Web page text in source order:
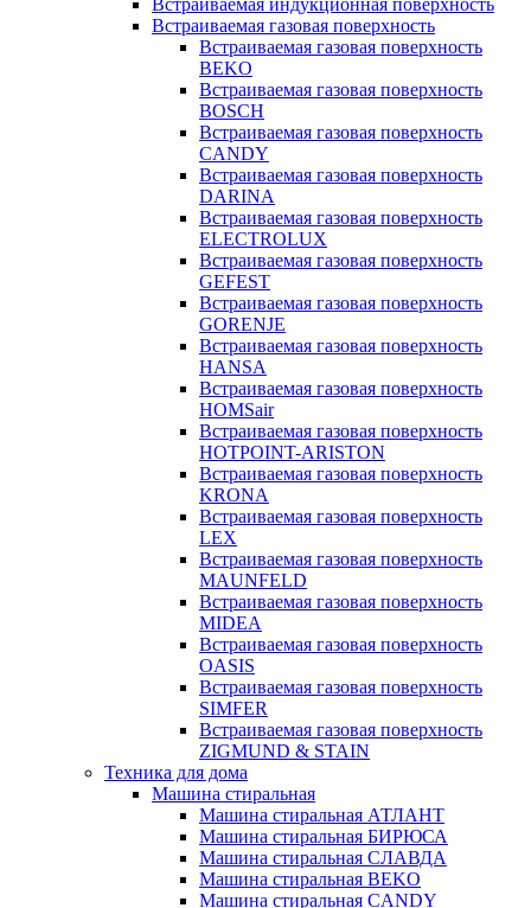
Встраиваемая индукционная поверхность
Встраиваемая газовая поверхность
Встраиваемая газовая поверхность
BEKO
Встраиваемая газовая поверхность
BOSCH
Встраиваемая газовая поверхность
CANDY
Встраиваемая газовая поверхность
DARINA
Встраиваемая газовая поверхность
ELECTROLUX
Встраиваемая газовая поверхность
GEFEST
Встраиваемая газовая поверхность
GORENJE
Встраиваемая газовая поверхность
HANSA
Встраиваемая газовая поверхность
HOMSair
Встраиваемая газовая поверхность
HOTPOINT-ARISTON
Встраиваемая газовая поверхность
KRONA
Встраиваемая газовая поверхность
LEX
Встраиваемая газовая поверхность
MAUNFELD
Встраиваемая газовая поверхность
MIDEA
Встраиваемая газовая поверхность
OASIS
Встраиваемая газовая поверхность
SIMFER
Встраиваемая газовая поверхность
ZIGMUND & STAIN
Техника для дома
Машина стиральная
Машина стиральная АТЛАНТ
Машина стиральная БИРЮСА
Машина стиральная СЛАВДА
Машина стиральная BEKO
Машина стиральная CANDY